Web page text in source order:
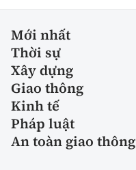
Mới nhất
Thời sự
Xây dựng
Giao thông
Kinh tế
Pháp luật
An toàn giao thông